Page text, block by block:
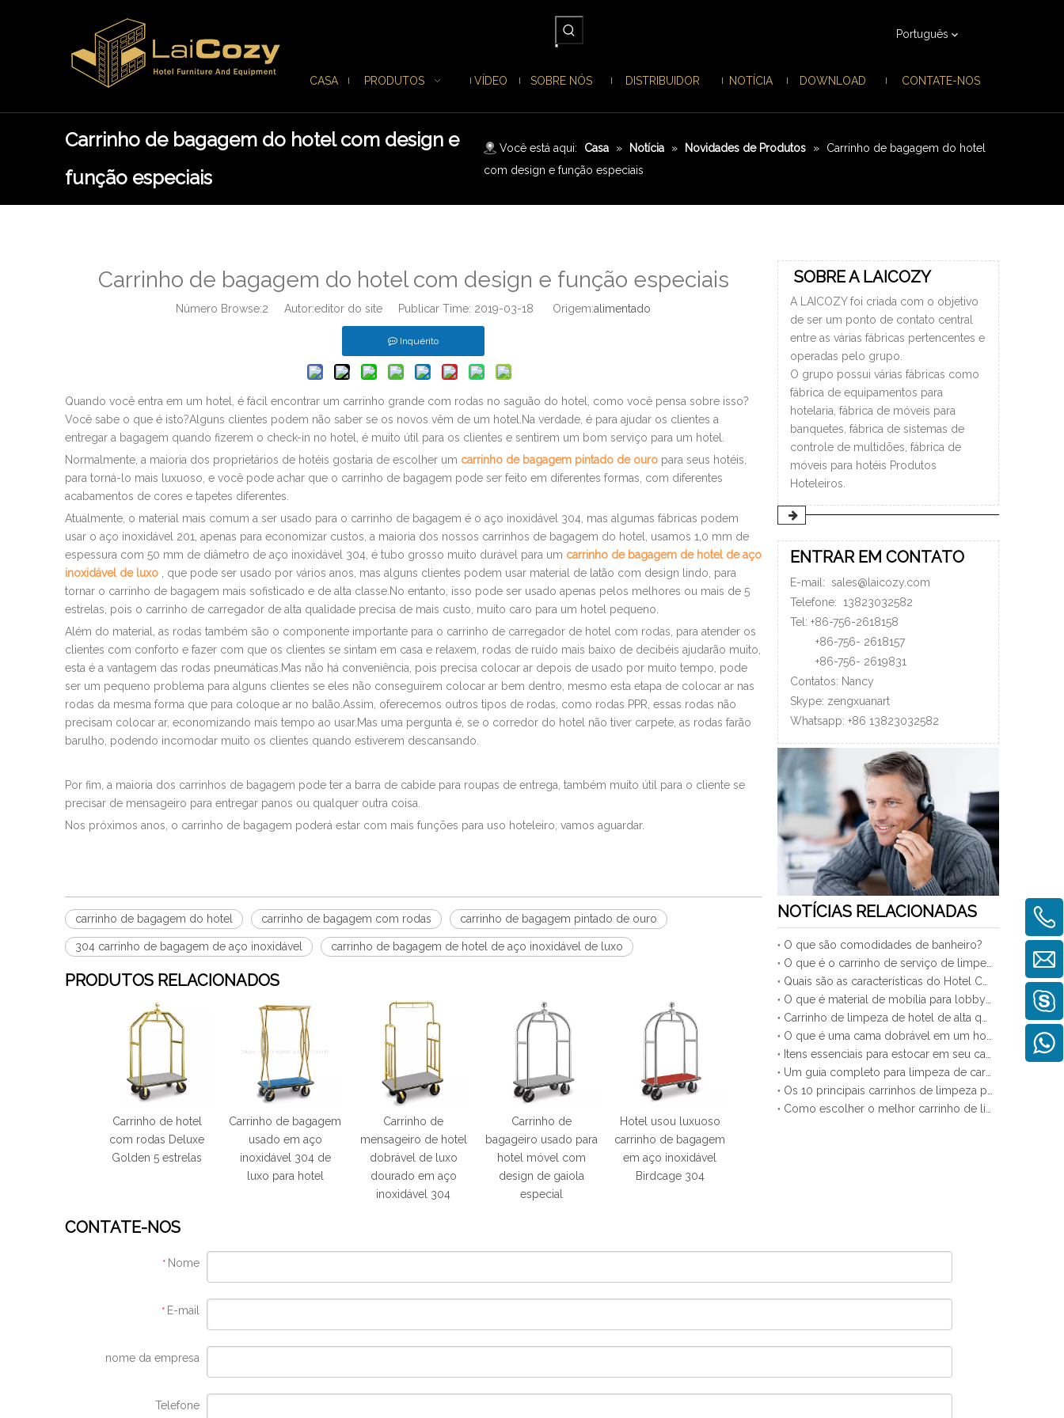
Português
CASA PRODUTOS VÍDEO SOBRE NÓS DISTRIBUIDOR NOTÍCIA DOWNLOAD CONTATE-NOS
Carrinho de bagagem do hotel com design e
função especiais
Você está aqui: Casa » Notícia » Novidades de Produtos »
Carrinho de bagagem do hotel
com design e função especiais
Carrinho de bagagem do hotel com design e função especiais
Número Browse:2 Autor:editor do site Publicar Time: 2019-03-18 Origem:alimentado
Inquérito
Quando você entra em um hotel, é fácil encontrar um carrinho grande com rodas no saguão do hotel, como você pensa sobre isso?
Você sabe o que é isto?Alguns clientes podem não saber se os novos vêm de um hotel.Na verdade, é para ajudar os clientes a
entregar a bagagem quando fizerem o check-in no hotel, é muito útil para os clientes e sentirem um bom serviço para um hotel.
Normalmente, a maioria dos proprietários de hotéis gostaria de escolher um carrinho de bagagem pintado de ouro para seus hotéis,
para torná-lo mais luxuoso, e você pode achar que o carrinho de bagagem pode ser feito em diferentes formas, com diferentes
acabamentos de cores e tapetes diferentes.
Atualmente, o material mais comum a ser usado para o carrinho de bagagem é o aço inoxidável 304, mas algumas fábricas podem
usar o aço inoxidável 201, apenas para economizar custos, a maioria dos nossos carrinhos de bagagem do hotel, usamos 1,0 mm de
espessura com 50 mm de diâmetro de aço inoxidável 304, é tubo grosso muito durável para um carrinho de bagagem de hotel de aço
inoxidável de luxo
, que pode ser usado por vários anos, mas alguns clientes podem usar material de latão com design lindo, para
tornar o carrinho de bagagem mais sofisticado e de alta classe.No entanto, isso pode ser usado apenas pelos melhores ou mais de 5
estrelas, pois o carrinho de carregador de alta qualidade precisa de mais custo, muito caro para um hotel pequeno.
Além do material, as rodas também são o componente importante para o carrinho de carregador de hotel com rodas, para atender os
clientes com conforto e fazer com que os clientes se sintam em casa e relaxem, rodas de ruído mais baixo de decibéis ajudarão muito,
esta é a vantagem das rodas pneumáticas.Mas não há conveniência, pois precisa colocar ar depois de usado por muito tempo, pode
ser um pequeno problema para alguns clientes se eles não conseguirem colocar ar bem dentro, mesmo esta etapa de colocar ar nas
rodas da mesma forma que para coloque ar no balão.Assim, oferecemos outros tipos de rodas, como rodas PPR, essas rodas não
precisam colocar ar, economizando mais tempo ao usar.Mas uma pergunta é, se o corredor do hotel não tiver carpete, as rodas farão
barulho, podendo incomodar muito os clientes quando estiverem descansando.
Por fim, a maioria dos carrinhos de bagagem pode ter a barra de cabide para roupas de entrega, também muito útil para o cliente se
precisar de mensageiro para entregar panos ou qualquer outra coisa.
Nos próximos anos, o carrinho de bagagem poderá estar com mais funções para uso hoteleiro, vamos aguardar.
carrinho de bagagem do hotel carrinho de bagagem com rodas carrinho de bagagem pintado de ouro
304 carrinho de bagagem de aço inoxidável carrinho de bagagem de hotel de aço inoxidável de luxo
PRODUTOS RELACIONADOS
Carrinho de hotel
com rodas Deluxe
Golden 5 estrelas
Carrinho de bagagem
usado em aço
inoxidável 304 de
luxo para hotel
Carrinho de
mensageiro de hotel
dobrável de luxo
dourado em aço
inoxidável 304
Carrinho de
bagageiro usado para
hotel móvel com
design de gaiola
especial
Hotel usou luxuoso
carrinho de bagagem
em aço inoxidável
Birdcage 304
SOBRE A LAICOZY
A LAICOZY foi criada com o objetivo
de ser um ponto de contato central
entre as várias fábricas pertencentes e
operadas pelo grupo.
O grupo possui várias fábricas como
fábrica de equipamentos para
hotelaria, fábrica de móveis para
banquetes, fábrica de sistemas de
controle de multidões, fábrica de
móveis para hotéis Produtos
Hoteleiros.
ENTRAR EM CONTATO
E-mail: sales@laicozy.com
Telefone: 13823032582
Tel: +86-756-2618158
+86-756- 2618157
+86-756- 2619831
Contatos: Nancy
Skype: zengxuanart
Whatsapp: +86 13823032582
NOTÍCIAS RELACIONADAS
O que são comodidades de banheiro?
CONTATE-NOS
* Nome
* E-mail
nome da empresa
Telefone